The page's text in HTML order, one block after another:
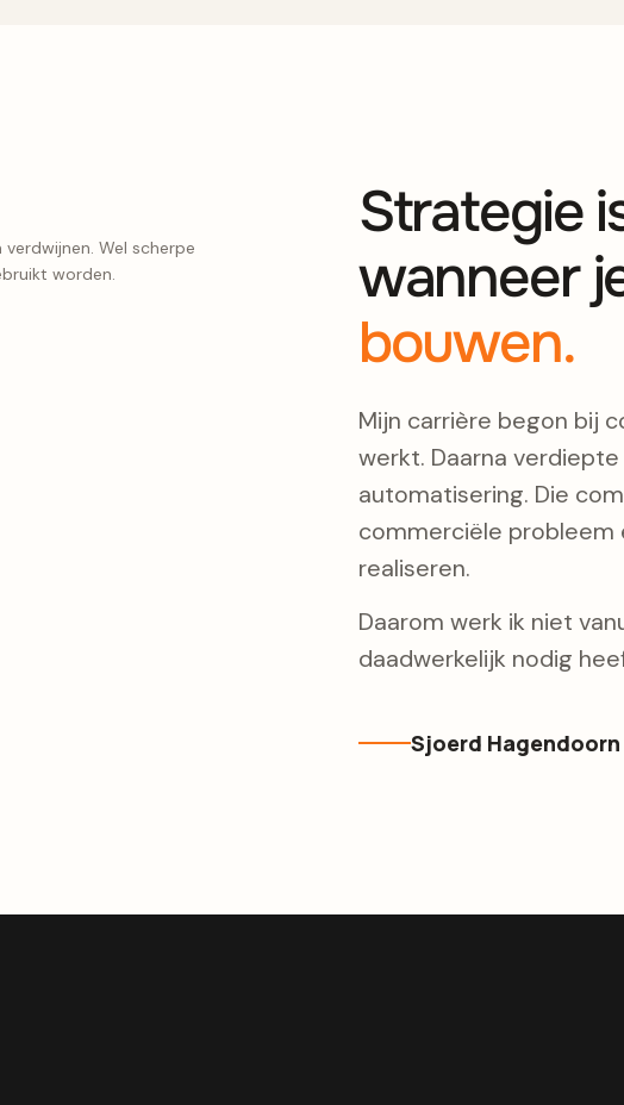
Wel scherpe
worden.
Strategie
wanneer
bouwen.
Mijn carrière begon bij
werkt. Daarna
automatisering. Die
commerciële probleem
realiseren.
Daarom werk ik niet
daadwerkelijk nodig
Sjoerd Hagendoorn